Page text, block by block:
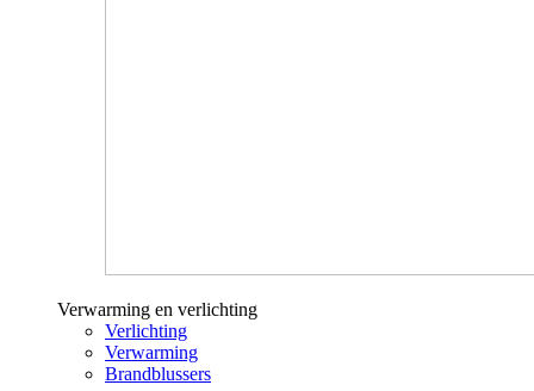
Verwarming en verlichting
Verlichting
Verwarming
Brandblussers